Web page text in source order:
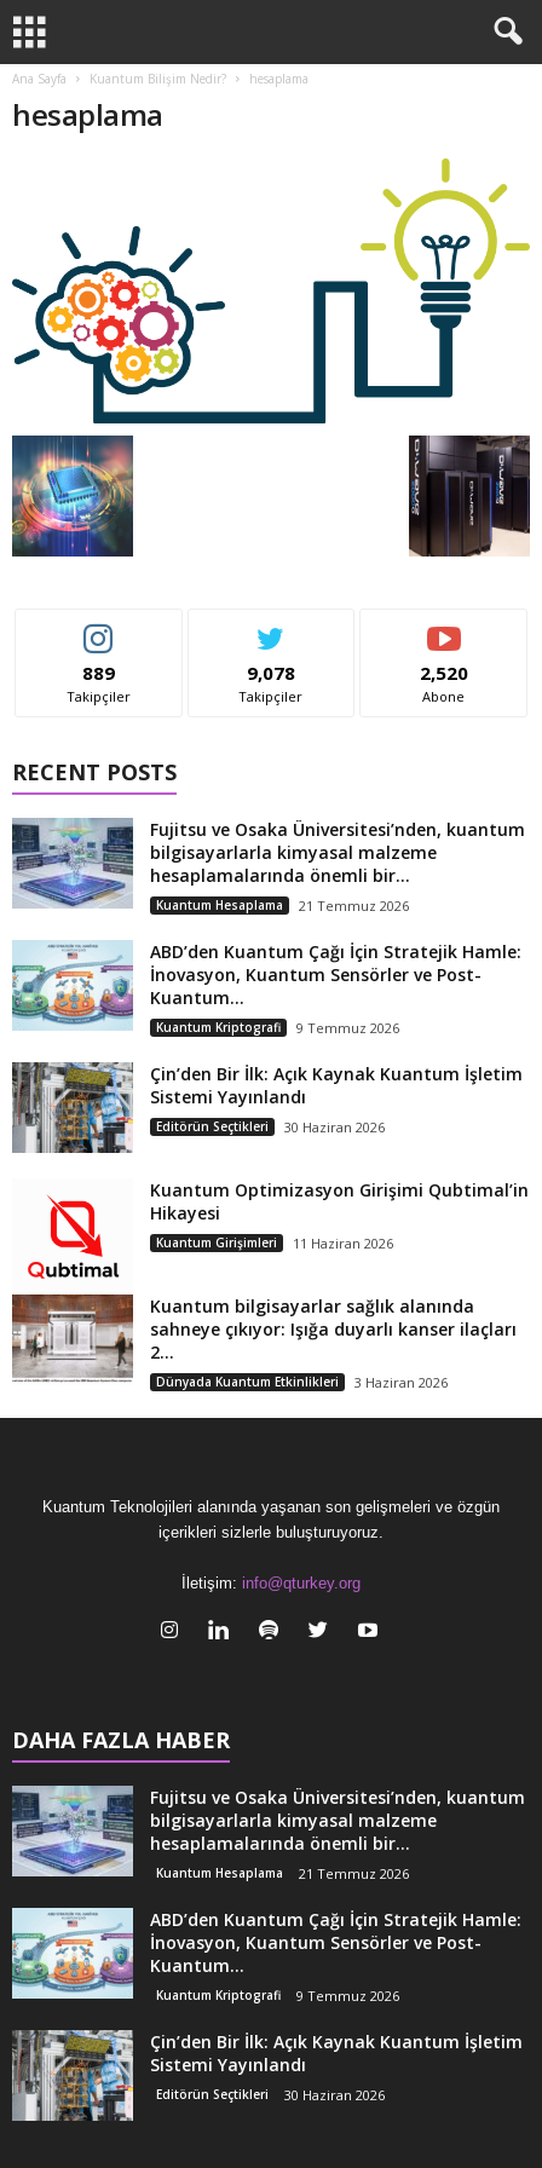
Ana Sayfa Kuantum Bilişim Nedir? hesaplama
hesaplama
889
Takipçiler
9,078
Takipçiler
2,520
Abone
RECENT POSTS
Fujitsu ve Osaka Üniversitesi’nden, kuantum
bilgisayarlarla kimyasal malzeme
hesaplamalarında önemli bir...
Kuantum Hesaplama 21 Temmuz 2026
ABD’den Kuantum Çağı İçin Stratejik Hamle:
İnovasyon, Kuantum Sensörler ve Post-
Kuantum...
Kuantum Kriptografi 9 Temmuz 2026
Çin’den Bir İlk: Açık Kaynak Kuantum İşletim
Sistemi Yayınlandı
Editörün Seçtikleri 30 Haziran 2026
Kuantum Optimizasyon Girişimi Qubtimal’in
Hikayesi
Kuantum Girişimleri 11 Haziran 2026
Kuantum bilgisayarlar sağlık alanında
sahneye çıkıyor: Işığa duyarlı kanser ilaçları
2...
Dünyada Kuantum Etkinlikleri 3 Haziran 2026
Kuantum Teknolojileri alanında yaşanan son gelişmeleri ve özgün
içerikleri sizlerle buluşturuyoruz.
İletişim: info@qturkey.org
DAHA FAZLA HABER
Fujitsu ve Osaka Üniversitesi’nden, kuantum
bilgisayarlarla kimyasal malzeme
hesaplamalarında önemli bir...
Kuantum Hesaplama 21 Temmuz 2026
ABD’den Kuantum Çağı İçin Stratejik Hamle:
İnovasyon, Kuantum Sensörler ve Post-
Kuantum...
Kuantum Kriptografi 9 Temmuz 2026
Çin’den Bir İlk: Açık Kaynak Kuantum İşletim
Sistemi Yayınlandı
Editörün Seçtikleri 30 Haziran 2026